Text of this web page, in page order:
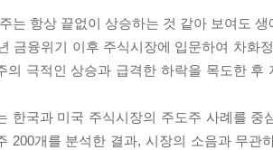
이 가장 아래에 있는 형태로, 주가가 구조
트에서는 선들이 아래에서 위로 차례로
있거나 장기선이 위에 있는 역배열 상태다.
이 책 전체를 관통하는 핵심 신호다. 이제
42쪽〉
는 항상 끝없이 상승하는 것 같아 보여도
금융위기 이후 주식시장에 입문하여 차화
의 극적인 상승과 급격한 하락을 목도한
한국과 미국 주식시장의 주도주 사례를 중
200개를 분석한 결과, 시장의 소음과 무관